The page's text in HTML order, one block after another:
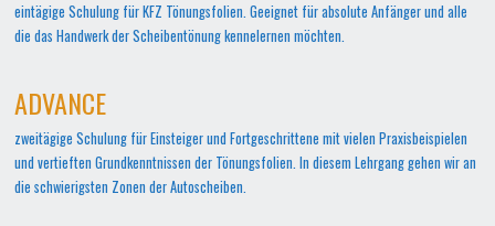
eintägige Schulung für KFZ Tönungsfolien. Geeignet für absolute Anfänger und alle
die das Handwerk der Scheibentönung kennelernen möchten.
ADVANCE
zweitägige Schulung für Einsteiger und Fortgeschrittene mit vielen Praxisbeispielen
und vertieften Grundkenntnissen der Tönungsfolien. In diesem Lehrgang gehen wir an
die schwierigsten Zonen der Autoscheiben.